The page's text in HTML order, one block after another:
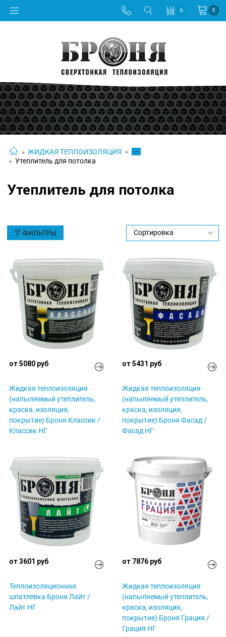
0 0
ЖИДКАЯ ТЕПЛОИЗОЛЯЦИЯ
-
Утеплитель для потолка
Утеплитель для потолка
ФИЛЬТРЫ
от 5080 руб
Жидкая теплоизоляция
(напыляемый утеплитель,
краска, изоляция,
покрытие) Броня Классик /
Классик НГ
от 5431 руб
Жидкая теплоизоляция
(напыляемый утеплитель,
краска, изоляция,
покрытие) Броня Фасад /
Фасад НГ
от 3601 руб
Теплоизоляционная
шпатлевка Броня Лайт /
Лайт НГ
от 7876 руб
Жидкая теплоизоляция
(напыляемый утеплитель,
краска, изоляция,
покрытие) Броня Грация /
Грация НГ